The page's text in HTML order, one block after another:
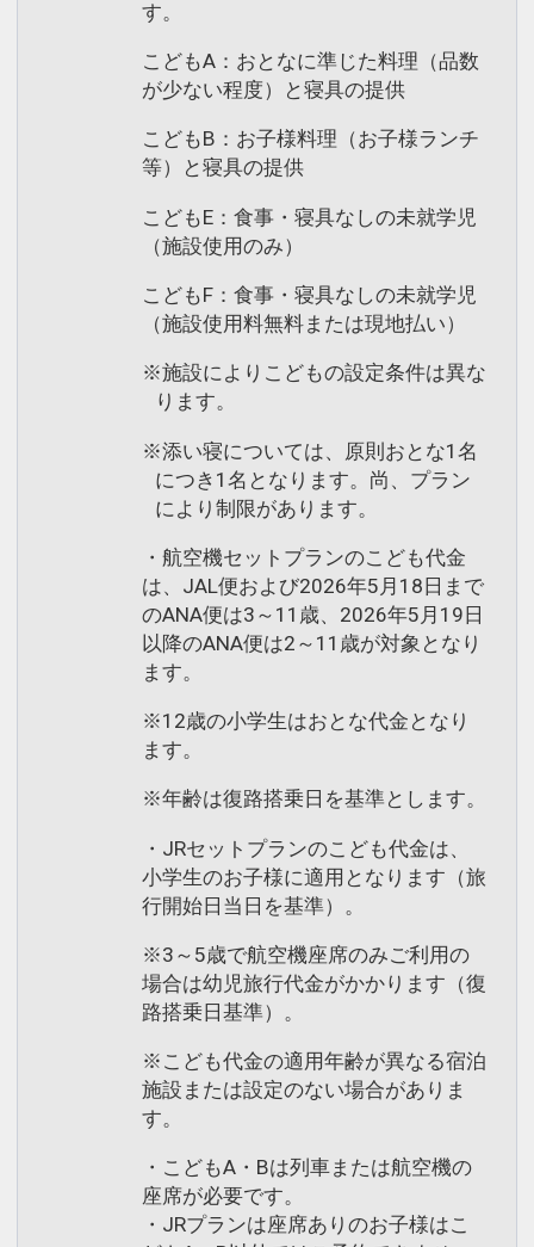
す。
こどもA：おとなに準じた料理（品数
が少ない程度）と寝具の提供
こどもB：お子様料理（お子様ランチ
等）と寝具の提供
こどもE：食事・寝具なしの未就学児
（施設使用のみ）
こどもF：食事・寝具なしの未就学児
（施設使用料無料または現地払い）
※施設によりこどもの設定条件は異な
ります。
※添い寝については、原則おとな1名
につき1名となります。尚、プラン
により制限があります。
・航空機セットプランのこども代金
は、JAL便および2026年5月18日まで
のANA便は3～11歳、2026年5月19日
以降のANA便は2～11歳が対象となり
ます。
※12歳の小学生はおとな代金となり
ます。
※年齢は復路搭乗日を基準とします。
・JRセットプランのこども代金は、
小学生のお子様に適用となります（旅
行開始日当日を基準）。
※3～5歳で航空機座席のみご利用の
場合は幼児旅行代金がかかります（復
路搭乗日基準）。
※こども代金の適用年齢が異なる宿泊
施設または設定のない場合がありま
す。
・こどもA・Bは列車または航空機の
座席が必要です。
・JRプランは座席ありのお子様はこ